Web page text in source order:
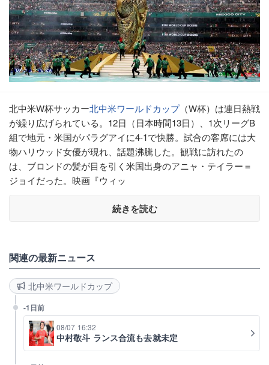
北中米W杯サッカー北中米ワールドカップ（W杯）は連日熱戦
が繰り広げられている。12日（日本時間13日）、1次リーグB
組で地元・米国がパラグアイに4-1で快勝。試合の客席には大
物ハリウッド女優が現れ、話題沸騰した。観戦に訪れたの
は、ブロンドの髪が目を引く米国出身のアニャ・テイラー＝
ジョイだった。映画『ウィッ
続きを読む
関連の最新ニュース
北中米ワールドカップ
-1日前
08/07 16:32
中村敬斗 ランス合流も去就未定